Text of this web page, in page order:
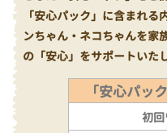
「安心パック」に含まれ
ンちゃん・ネコちゃんを家
の「安心」をサポートいた
「安心パッ
初